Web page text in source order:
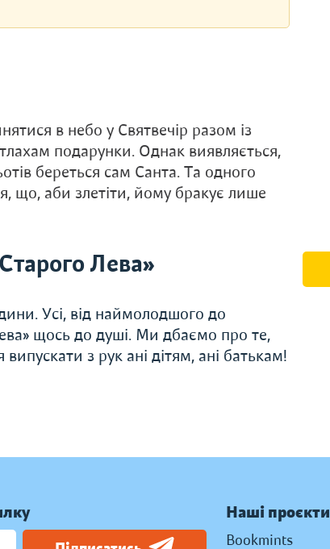
в небо у Святвечір разом із
подарунки. Однак виявляється,
береться сам Санта. Та одного
що, аби злетіти, йому бракує лише
Лева»
Усі, від наймолодшого до
щось до душі. Ми дбаємо про те,
з рук ані дітям, ані батькам!
Наші проєкти
Bookmints